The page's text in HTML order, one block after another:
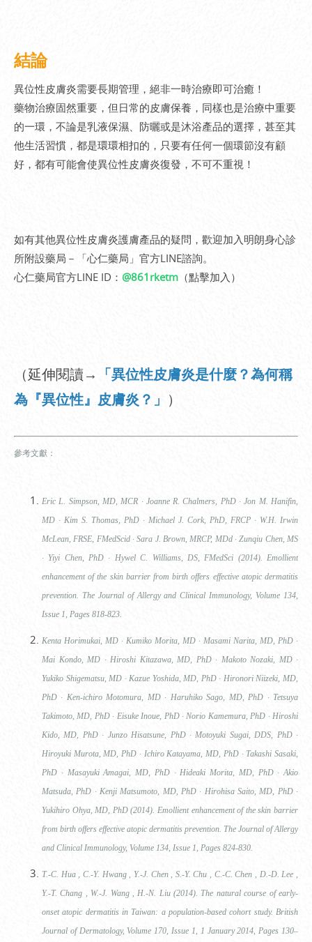
結論
異位性皮膚炎需要長期管理，絕非一時治療即可治癒！
藥物治療固然重要，但日常的皮膚保養，同樣也是治療中重要
的一環，不論是乳液保濕、防曬或是沐浴產品的選擇，甚至其
他生活習慣，都是環環相扣的，只要有任何一個環節沒有顧
好，都有可能會使異位性皮膚炎復發，不可不重視！
如有其他異位性皮膚炎護膚產品的疑問，歡迎加入明朗身心診
所附設藥局－「心仁藥局」官方LINE諮詢。
心仁藥局官方LINE ID： @861rketm （點擊加入）
（延伸閱讀→ 「異位性皮膚炎是什麼？為何稱
為『異位性』皮膚炎？」 ）
參考文獻：
Eric L. Simpson, MD, MCR ∙ Joanne R. Chalmers, PhD ∙ Jon M. Hanifin,
MD ∙ Kim S. Thomas, PhD ∙ Michael J. Cork, PhD, FRCP ∙ W.H. Irwin
McLean, FRSE, FMedScid ∙ Sara J. Brown, MRCP, MDd ∙ Zunqiu Chen, MS
∙ Yiyi Chen, PhD ∙ Hywel C. Williams, DS, FMedSci (2014). Emollient
enhancement of the skin barrier from birth offers effective atopic dermatitis
prevention. The Journal of Allergy and Clinical Immunology, Volume 134,
Issue 1, Pages 818-823.
Kenta Horimukai, MD ∙ Kumiko Morita, MD ∙ Masami Narita, MD, PhD ∙
Mai Kondo, MD ∙ Hiroshi Kitazawa, MD, PhD ∙ Makoto Nozaki, MD ∙
Yukiko Shigematsu, MD ∙ Kazue Yoshida, MD, PhD ∙ Hironori Niizeki, MD,
PhD ∙ Ken-ichiro Motomura, MD ∙ Haruhiko Sago, MD, PhD ∙ Tetsuya
Takimoto, MD, PhD ∙ Eisuke Inoue, PhD ∙ Norio Kamemura, PhD ∙ Hiroshi
Kido, MD, PhD ∙ Junzo Hisatsune, PhD ∙ Motoyuki Sugai, DDS, PhD ∙
Hiroyuki Murota, MD, PhD ∙ Ichiro Katayama, MD, PhD ∙ Takashi Sasaki,
PhD ∙ Masayuki Amagai, MD, PhD ∙ Hideaki Morita, MD, PhD ∙ Akio
Matsuda, PhD ∙ Kenji Matsumoto, MD, PhD ∙ Hirohisa Saito, MD, PhD ∙
Yukihiro Ohya, MD, PhD (2014). Emollient enhancement of the skin barrier
from birth offers effective atopic dermatitis prevention. The Journal of Allergy
and Clinical Immunology, Volume 134, Issue 1, Pages 824-830.
T.‐C. Hua , C.‐Y. Hwang , Y.‐J. Chen , S.‐Y. Chu , C.‐C. Chen , D.‐D. Lee ,
Y.‐T. Chang , W.‐J. Wang , H.‐N. Liu (2014). The natural course of early‐
onset atopic dermatitis in Taiwan: a population‐based cohort study. British
Journal of Dermatology, Volume 170, Issue 1, 1 January 2014, Pages 130–